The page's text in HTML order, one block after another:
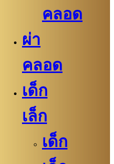
คลอด
ผ่า
คลอด
เด็ก
เล็ก
เด็ก